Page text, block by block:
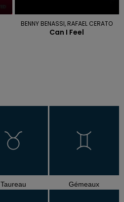
BENNY BENASSI, RAFAEL CERATO
Can I Feel
Taureau Gémeaux